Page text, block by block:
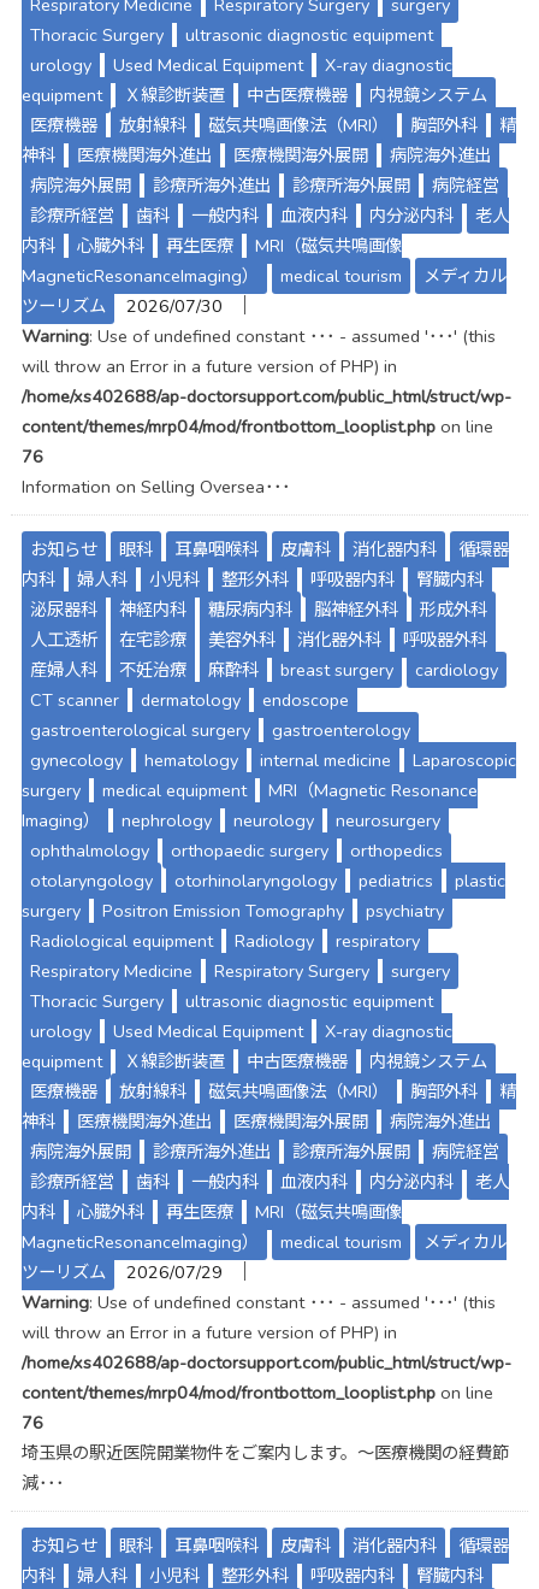
Thoracic Surgery
ultrasonic diagnostic equipment
urology
Used Medical Equipment
X-ray diagnostic
equipment
Ｘ線診断装置 中古医療機器
内視鏡システム
医療機器
放射線科 磁気共鳴画像法（MRI） 胸部外科
精
神科
医療機関海外進出 医療機関海外展開
病院海外進出
病院海外展開
診療所海外進出 診療所海外展開
病院経営
診療所経営
歯科 一般内科 血液内科 内分泌内科
老人
内科
心臓外科 再生医療
MRI（磁気共鳴画像
MagneticResonanceImaging）
medical tourism
メディカル
ツーリズム
2026/07/30
Warning: Use of undefined constant ･･･ - assumed '･･･' (this
will throw an Error in a future version of PHP) in
/home/xs402688/ap-doctorsupport.com/public_html/struct/wp-
content/themes/mrp04/mod/frontbottom_looplist.phpon line
76
Information on Selling Oversea･･･
お知らせ 眼科 耳鼻咽喉科 皮膚科 消化器内科
循環器
内科
婦人科 小児科 整形外科 呼吸器内科
腎臓内科
泌尿器科
神経内科 糖尿病内科 脳神経外科
形成外科
人工透析
在宅診療 美容外科 消化器外科
呼吸器外科
産婦人科
不妊治療 麻酔科 breast surgery
cardiology
CT scanner
dermatology
endoscope
gastroenterological surgery
gastroenterology
gynecology
hematology internal medicine
Laparoscopic
surgery
medical equipment
MRI（Magnetic Resonance
Imaging）
nephrology neurology
neurosurgery
ophthalmology
orthopaedic surgery
orthopedics
otolaryngology
otorhinolaryngology pediatrics
plastic
surgery
Positron Emission Tomography
psychiatry
Radiological equipment
Radiology
respiratory
Respiratory Medicine
Respiratory Surgery
surgery
Thoracic Surgery
ultrasonic diagnostic equipment
urology
Used Medical Equipment
X-ray diagnostic
equipment
Ｘ線診断装置 中古医療機器
内視鏡システム
医療機器
放射線科 磁気共鳴画像法（MRI） 胸部外科
精
神科
医療機関海外進出 医療機関海外展開
病院海外進出
病院海外展開
診療所海外進出 診療所海外展開
病院経営
診療所経営
歯科 一般内科 血液内科 内分泌内科
老人
内科
心臓外科 再生医療
MRI（磁気共鳴画像
MagneticResonanceImaging）
medical tourism
メディカル
ツーリズム
2026/07/29
Warning: Use of undefined constant ･･･ - assumed '･･･' (this
will throw an Error in a future version of PHP) in
/home/xs402688/ap-doctorsupport.com/public_html/struct/wp-
content/themes/mrp04/mod/frontbottom_looplist.phpon line
76
埼玉県の駅近医院開業物件をご案内します。～医療機関の経費節
減･･･
お知らせ 眼科 耳鼻咽喉科 皮膚科 消化器内科
循環器
内科
婦人科 小児科 整形外科 呼吸器内科
腎臓内科